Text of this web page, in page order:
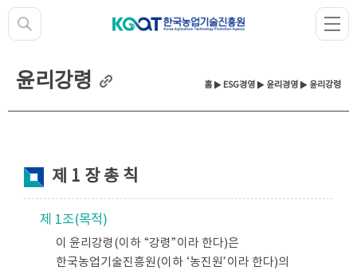
윤리강령 홈▶ ESG경영 ▶ 윤리경영 ▶ 윤리강령
제 1 장 총 칙
제 1조(목적)
이 윤리강령(이하 “강령”이라 한다)은
한국농업기술진흥원(이하 ‘농진원’이라 한다)의